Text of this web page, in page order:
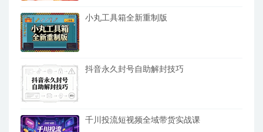
小丸工具箱全新重制版
抖音永久封号自助解封技巧
千川投流短视频全域带货实战课